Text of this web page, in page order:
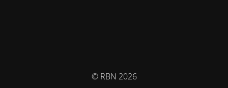
© RBN 2026